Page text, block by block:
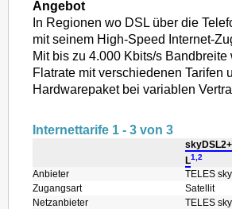
Angebot
In Regionen wo DSL über die
mit seinem High-Speed Internet-
Mit bis zu 4.000 Kbits/s
Flatrate mit verschiedenen Tarifen
Hardwarepaket bei variablen
Internettarife 1 - 3 von 3
L1,2
Anbieter TELES
Zugangsart
Satellit
Netzanbieter
TELES